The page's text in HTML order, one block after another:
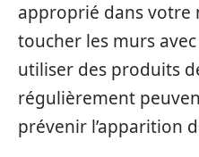
approprié dans votre
toucher les murs
utiliser des produits
régulièrement
prévenir l’apparition